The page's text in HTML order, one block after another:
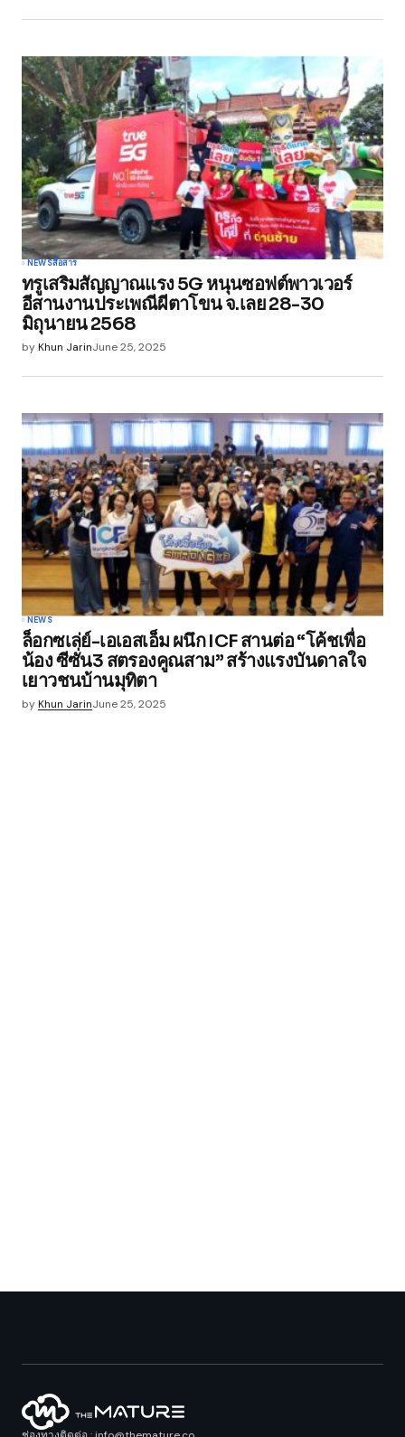
NEWSสื่อสาร
ทรูเสริมสัญญาณแรง 5G หนุนซอฟต์พาวเวอร์
อีสานงานประเพณีผีตาโขน จ.เลย 28-30
มิถุนายน 2568
byKhun JarinJune 25, 2025
NEWS
ล็อกซเล่ย์-เอเอสเอ็ม ผนึก ICF สานต่อ “โค้ชเพื่อ
น้อง ซีซั่น3 สตรองคูณสาม” สร้างแรงบันดาลใจ
เยาวชนบ้านมุทิตา
byKhun JarinJune 25, 2025